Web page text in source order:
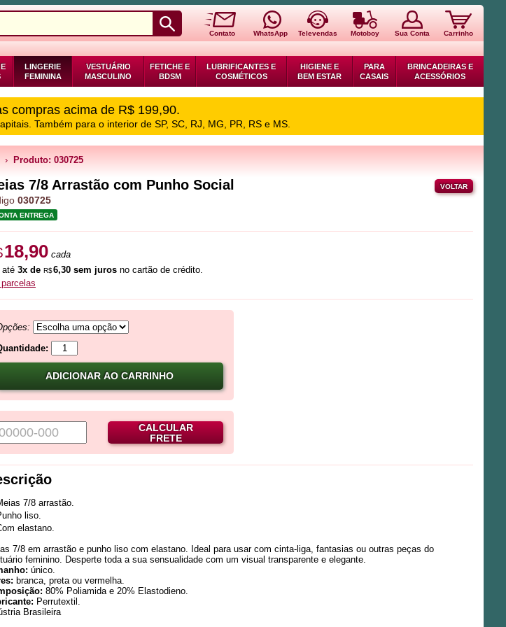
Contato WhatsApp Televendas Motoboy Sua Conta Carrinho
LINGERIE
FEMININA
VESTUÁRIO
MASCULINO
FETICHE E
BDSM
LUBRIFICANTES E
COSMÉTICOS
HIGIENE E
BEM ESTAR
PARA
CASAIS
BRINCADEIRAS E
ACESSÓRIOS
compras acima de R$ 199,90.
Também para o interior de SP, SC, RJ, MG, PR, RS e MS.
› Produto: 030725
7/8 Arrastão com Punho Social VOLTAR
030725
ENTREGA
18,90 cada
até 3x de R$6,30 sem jurosno cartão de crédito.
ADICIONAR AO CARRINHO
CALCULAR
FRETE
7/8 arrastão.
liso.
elastano.
7/8 em arrastão e punho liso com elastano. Ideal para usar com cinta-liga, fantasias ou outras peças do
feminino. Desperte toda a sua sensualidade com um visual transparente e elegante.
único.
branca, preta ou vermelha.
80% Poliamida e 20% Elastodieno.
Perrutextil.
Brasileira